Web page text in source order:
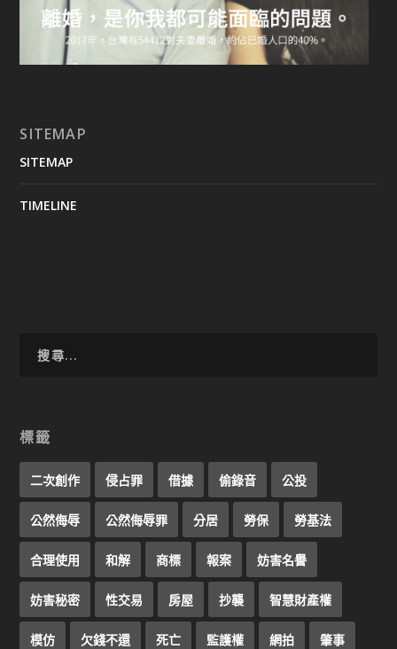
SITEMAP
SITEMAP
TIMELINE
標籤
二次創作 侵占罪 借據 偷錄音 公投
公然侮辱 公然侮辱罪 分居 勞保 勞基法
合理使用 和解 商標 報案 妨害名譽
妨害秘密 性交易 房屋 抄襲 智慧財產權
模仿 欠錢不還 死亡 監護權 網拍 肇事